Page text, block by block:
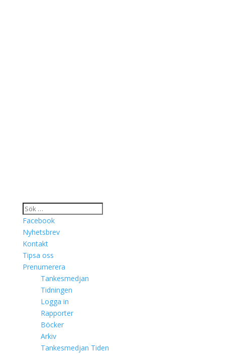
Facebook
Nyhetsbrev
Kontakt
Tipsa oss
Prenumerera
Tankesmedjan
Tidningen
Logga in
Rapporter
Böcker
Arkiv
Tankesmedjan Tiden